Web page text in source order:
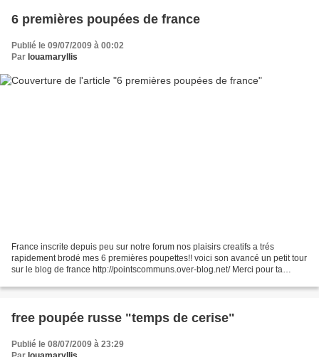
6 premières poupées de france
Publié le 09/07/2009 à 00:02
Par louamaryllis
France inscrite depuis peu sur notre forum nos plaisirs creatifs a trés
rapidement brodé mes 6 premières poupettes!! voici son avancé un petit tour
sur le blog de france http://pointscommuns.over-blog.net/ Merci pour ta
free poupée russe "temps de cerise"
Publié le 08/07/2009 à 23:29